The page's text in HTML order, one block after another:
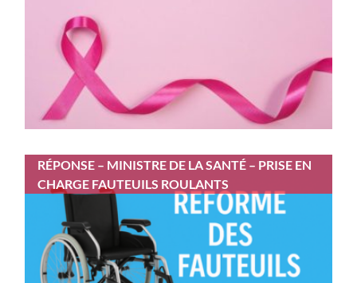
RÉPONSE – MINISTRE DE LA SANTÉ – PRISE EN
CHARGE FAUTEUILS ROULANTS